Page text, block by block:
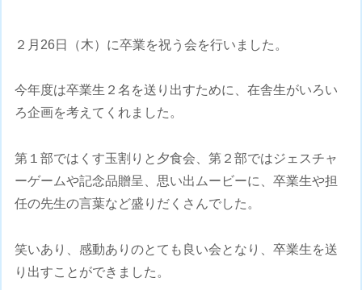
２月26日（木）に卒業を祝う会を行いました。
今年度は卒業生２名を送り出すために、在舎生がいろい
ろ企画を考えてくれました。
第１部ではくす玉割りと夕食会、第２部ではジェスチャ
ーゲームや記念品贈呈、思い出ムービーに、卒業生や担
任の先生の言葉など盛りだくさんでした。
笑いあり、感動ありのとても良い会となり、卒業生を送
り出すことができました。